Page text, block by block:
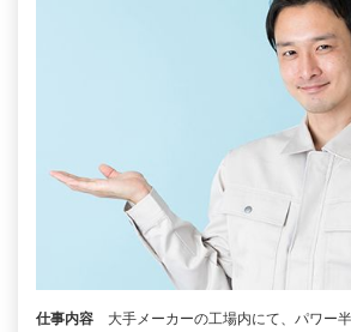
仕事内容
大手メーカーの工場内にて、パワー